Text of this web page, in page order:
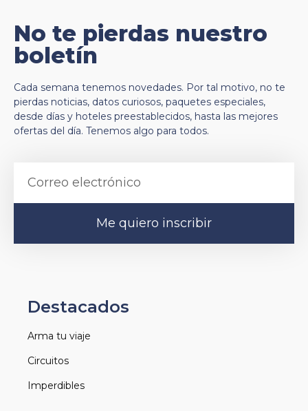
No te pierdas nuestro
boletín
Cada semana tenemos novedades. Por tal motivo, no te
pierdas noticias, datos curiosos, paquetes especiales,
desde días y hoteles preestablecidos, hasta las mejores
ofertas del día. Tenemos algo para todos.
Me quiero inscribir
Destacados
Arma tu viaje
Circuitos
Imperdibles